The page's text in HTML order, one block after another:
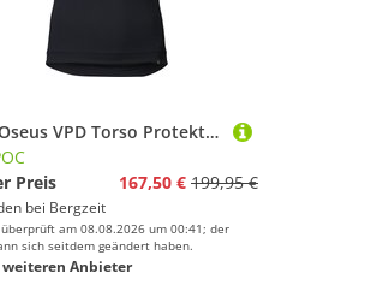
POC Oseus VPD Torso Protektorweste
Preis
167,50 € 199,95 €
bei Bergzeit
am 08.08.2026 um 00:41; der
sich seitdem geändert haben.
weiteren Anbieter